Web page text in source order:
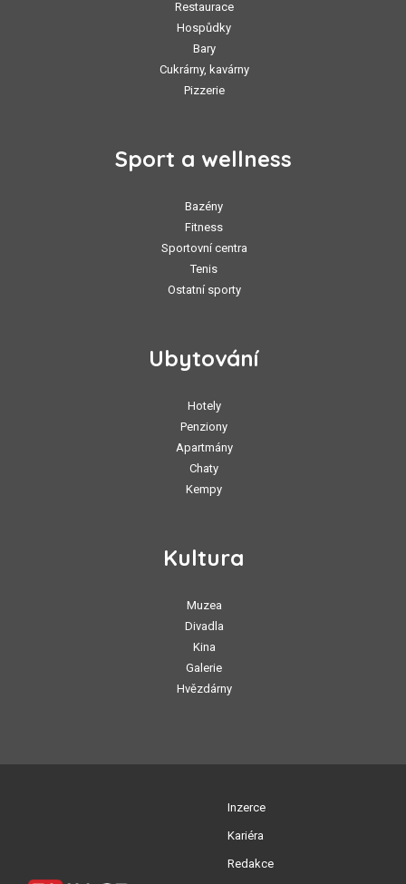
Restaurace
Hospůdky
Bary
Cukrárny, kavárny
Pizzerie
Sport a wellness
Bazény
Fitness
Sportovní centra
Tenis
Ostatní sporty
Ubytování
Hotely
Penziony
Apartmány
Chaty
Kempy
Kultura
Muzea
Divadla
Kina
Galerie
Hvězdárny
Inzerce
Kariéra
Redakce